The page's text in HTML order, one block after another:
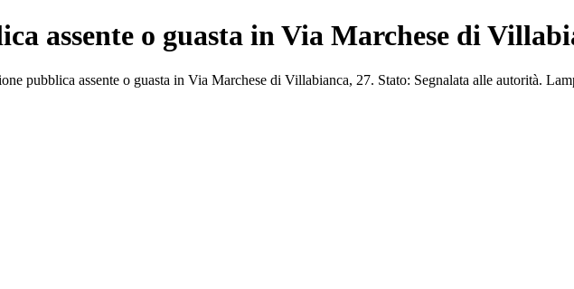
assente o guasta in Via Marchese di
pubblica assente o guasta in Via Marchese di Villabianca, 27. Stato: Segnalata alle autorità.